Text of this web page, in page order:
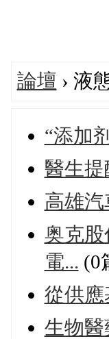
論壇 › 液
“添加
醫生
高雄
奥克
電... (0
從供
生物